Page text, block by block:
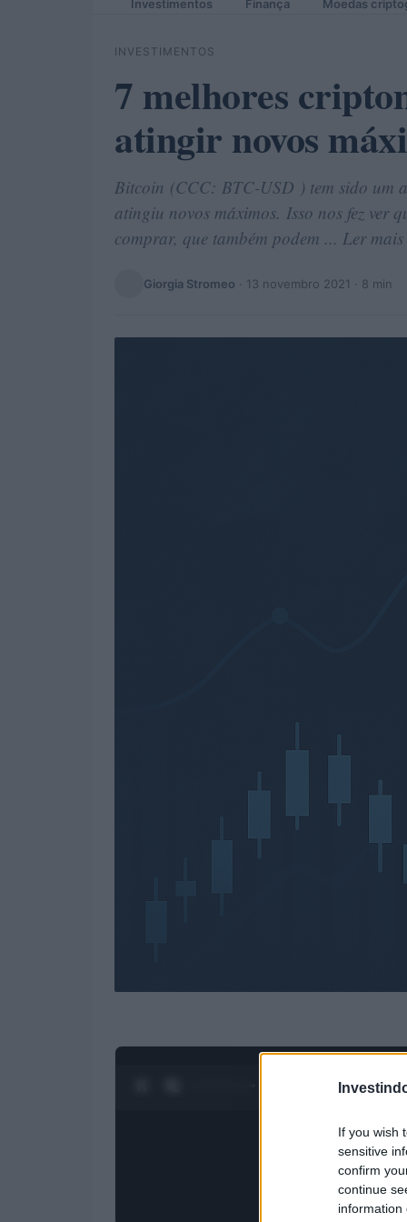
If you wish
sensitive
confirm
continue
information
Investimentos Finança Moedas
INVESTIMENTOS
7 melhores
atingir novos
Bitcoin (CCC: BTC-USD ) tem sido um
atingiu novos máximos. Isso nos fez ver
comprar, que também podem ... Ler mais
Giorgia Stromeo · 13 novembro 2021 · 8 min
1/4